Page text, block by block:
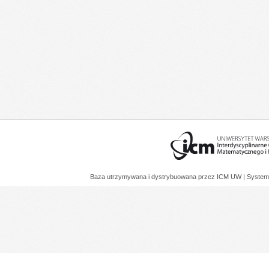
Baza utrzymywana i dystrybuowana przez ICM UW |